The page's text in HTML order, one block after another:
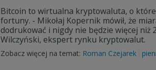
Bitcoin to wirtualna kryptowaluta, o
fortuny. - Mikołaj Kopernik mówił, że
dodrukować i nigdy nie będzie więcej niż
Wilczyński, ekspert rynku kryptowalut.
Zobacz więcej na temat: Roman Czejarek